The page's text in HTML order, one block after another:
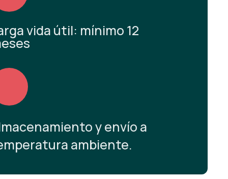
vida útil: mínimo 12
y envío a
ambiente.